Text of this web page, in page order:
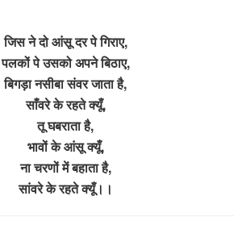
जिस ने दो आंसू दर पे गिराए,
पलकों पे उसको अपने बिठाए,
बिगड़ा नसीबा संवर जाता है,
साँवरे के रहते क्यूँ,
तू घबराता है,
भावों के आंसू क्यूँ,
ना चरणों में बहाता है,
सांवरे के रहते क्यूँ।।